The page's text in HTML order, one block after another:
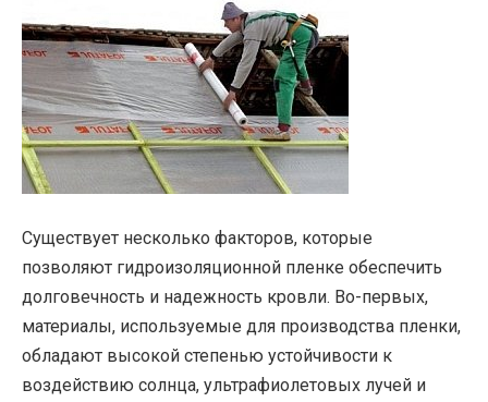
Существует несколько факторов, которые
позволяют гидроизоляционной пленке обеспечить
долговечность и надежность кровли. Во-первых,
материалы, используемые для производства пленки,
обладают высокой степенью устойчивости к
воздействию солнца, ультрафиолетовых лучей и